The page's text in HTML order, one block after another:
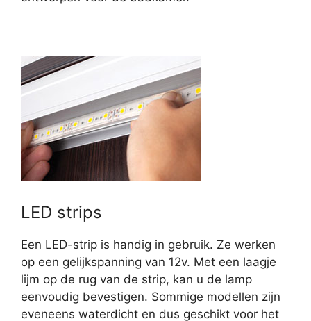
LED strips
Een LED-strip is handig in gebruik. Ze werken
op een gelijkspanning van 12v. Met een laagje
lijm op de rug van de strip, kan u de lamp
eenvoudig bevestigen. Sommige modellen zijn
eveneens waterdicht en dus geschikt voor het